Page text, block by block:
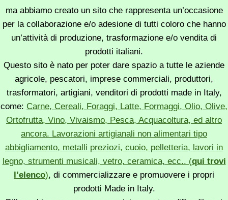
ma abbiamo creato un sito che rappresenta un’occasione
per la collaborazione e/o adesione di tutti coloro che hanno
un’attività di produzione, trasformazione e/o vendita di
prodotti italiani.
Questo sito è nato per poter dare spazio a tutte le aziende
agricole, pescatori, imprese commerciali, produttori,
trasformatori, artigiani, venditori di prodotti made in Italy,
come: Carne, Cereali, Foraggi, Latte, Formaggi, Olio, Olive,
Ortofrutta, Vino, Vivaismo, Pesca, Acquacoltura, ed altro
ancora. Lavorazioni artigianali non alimentari tipo
abbigliamento, metalli preziozi, cuoio, pelletteria, lavori in
legno, strumenti musicali, vetro, ceramica, ecc.. (qui trovi
l’elenco), di commercializzare e promuovere i propri
prodotti Made in Italy.